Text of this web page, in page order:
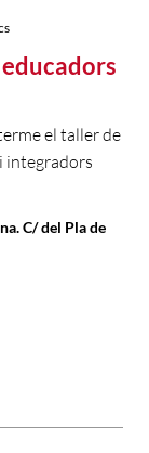
el taller de
integradors
C/ del Pla de